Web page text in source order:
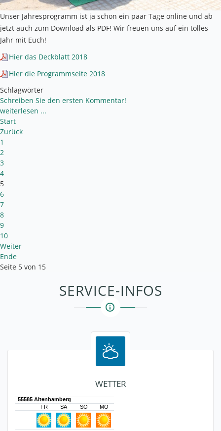
Unser Jahresprogramm ist ja schon ein paar Tage online und ab
jetzt auch zum Download als PDF! Wir freuen uns auf ein tolles
Jahr mit Euch!
Hier das Deckblatt 2018
Hier die Programmseite 2018
Schlagwörter
Schreiben Sie den ersten Kommentar!
weiterlesen ...
Start
Zurück
1
2
3
4
5
6
7
8
9
10
Weiter
Ende
Seite 5 von 15
SERVICE-INFOS
WETTER